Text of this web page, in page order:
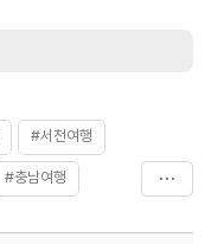
#서천여행
#충남여행